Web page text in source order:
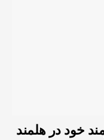
خود در هلمند